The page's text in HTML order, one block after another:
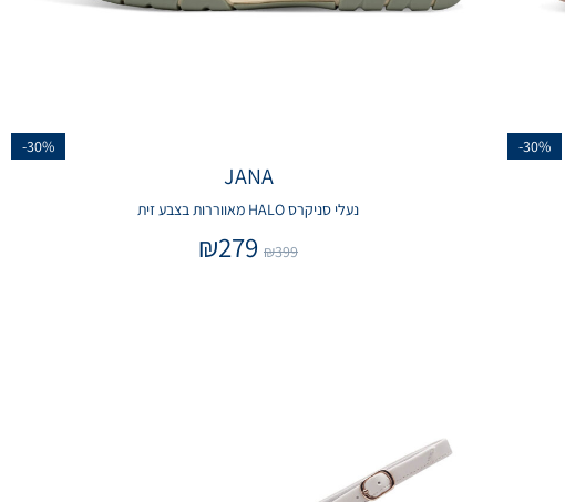
-30%
-30%
JANA
נעלי סניקרס HALO מאווררות בצבע זית
₪399
₪279